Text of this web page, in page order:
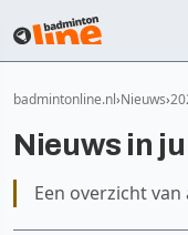
badmintonline.nl Nieuws
Nieuws in
Een overzicht